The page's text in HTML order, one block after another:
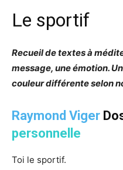
Le sportif
Recueil de textes à
message, une émotion.
couleur différente selon
Raymond Viger
personnelle
Toi le sportif.